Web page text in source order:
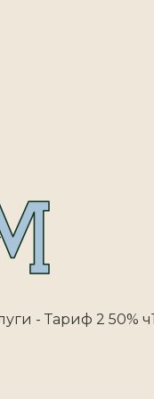
- Тариф 2 50%